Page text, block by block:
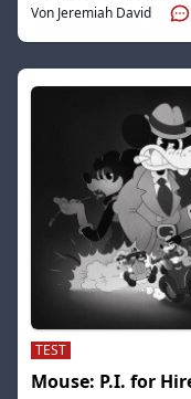
Von Jeremiah David
TEST
Mouse: P.I. for